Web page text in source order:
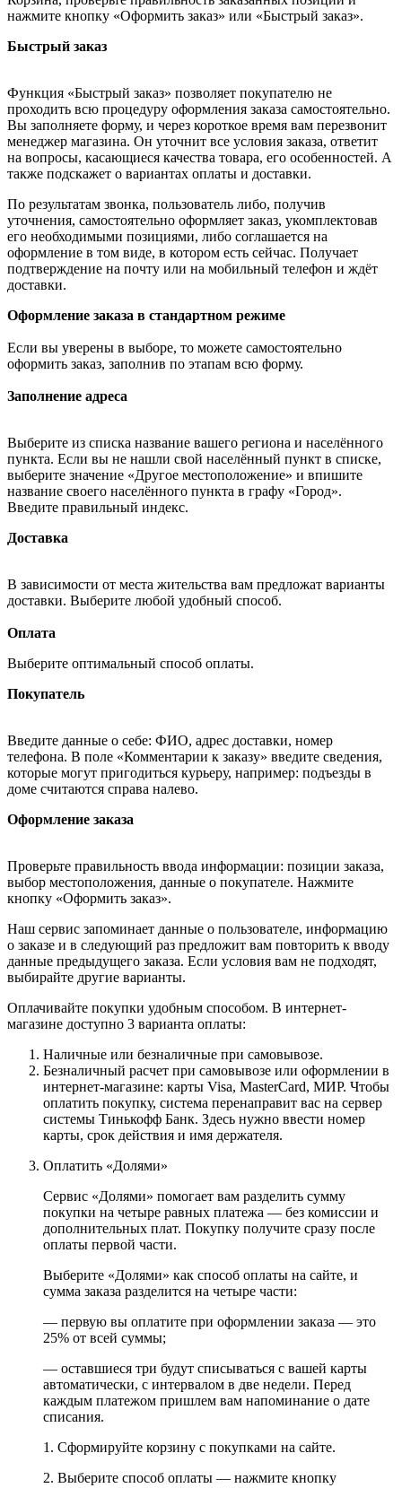
нажмите кнопку «Оформить заказ» или «Быстрый заказ».
Быстрый заказ
Функция «Быстрый заказ» позволяет покупателю не
проходить всю процедуру оформления заказа самостоятельно.
Вы заполняете форму, и через короткое время вам перезвонит
менеджер магазина. Он уточнит все условия заказа, ответит
на вопросы, касающиеся качества товара, его особенностей. А
также подскажет о вариантах оплаты и доставки.
По результатам звонка, пользователь либо, получив
уточнения, самостоятельно оформляет заказ, укомплектовав
его необходимыми позициями, либо соглашается на
оформление в том виде, в котором есть сейчас. Получает
подтверждение на почту или на мобильный телефон и ждёт
доставки.
Оформление заказа в стандартном режиме
Если вы уверены в выборе, то можете самостоятельно
оформить заказ, заполнив по этапам всю форму.
Заполнение адреса
Выберите из списка название вашего региона и населённого
пункта. Если вы не нашли свой населённый пункт в списке,
выберите значение «Другое местоположение» и впишите
название своего населённого пункта в графу «Город».
Введите правильный индекс.
Доставка
В зависимости от места жительства вам предложат варианты
доставки. Выберите любой удобный способ.
Оплата
Выберите оптимальный способ оплаты.
Покупатель
Введите данные о себе: ФИО, адрес доставки, номер
телефона. В поле «Комментарии к заказу» введите сведения,
которые могут пригодиться курьеру, например: подъезды в
доме считаются справа налево.
Оформление заказа
Проверьте правильность ввода информации: позиции заказа,
выбор местоположения, данные о покупателе. Нажмите
кнопку «Оформить заказ».
Наш сервис запоминает данные о пользователе, информацию
о заказе и в следующий раз предложит вам повторить к вводу
данные предыдущего заказа. Если условия вам не подходят,
выбирайте другие варианты.
Оплачивайте покупки удобным способом. В интернет-
магазине доступно 3 варианта оплаты:
Наличные или безналичные при самовывозе.
Безналичный расчет при самовывозе или оформлении в
интернет-магазине: карты Visa, MasterCard, МИР. Чтобы
оплатить покупку, система перенаправит вас на сервер
системы Тинькофф Банк. Здесь нужно ввести номер
карты, срок действия и имя держателя.
Оплатить «Долями»
Сервис «Долями» помогает вам разделить сумму
покупки на четыре равных платежа — без комиссии и
дополнительных плат. Покупку получите сразу после
оплаты первой части.
Выберите «Долями» как способ оплаты на сайте, и
сумма заказа разделится на четыре части:
— первую вы оплатите при оформлении заказа — это
25% от всей суммы;
— оставшиеся три будут списываться с вашей карты
автоматически, с интервалом в две недели. Перед
каждым платежом пришлем вам напоминание о дате
списания.
1. Сформируйте корзину с покупками на сайте.
2. Выберите способ оплаты — нажмите кнопку